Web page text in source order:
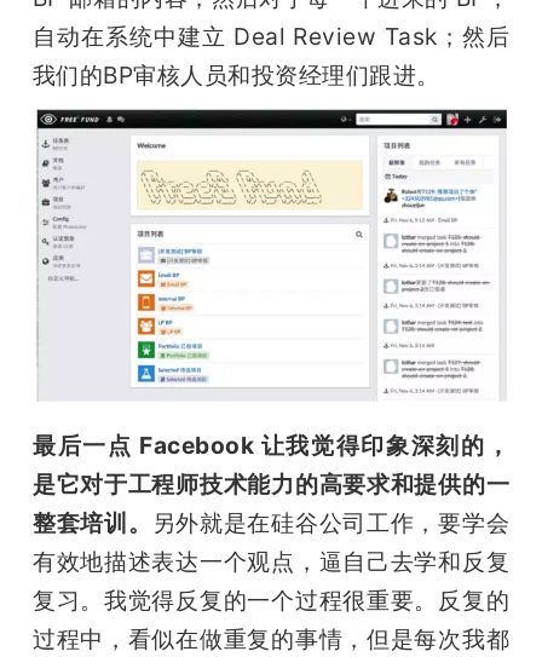
自动在系统中建立 Deal Review Task；然后
我们的BP审核人员和投资经理们跟进。
最后一点 Facebook 让我觉得印象深刻的，
是它对于工程师技术能力的高要求和提供的一
整套培训。
另外就是在硅谷公司工作，要学会
有效地描述表达一个观点，逼自己去学和反复
复习。我觉得反复的一个过程很重要。反复的
过程中，看似在做重复的事情，但是每次我都